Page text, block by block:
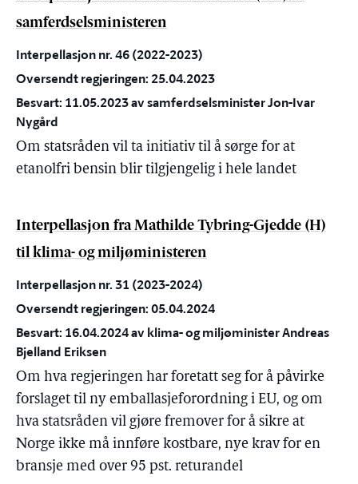
samferdselsministeren
Interpellasjon nr. 46 (2022-2023)
Oversendt regjeringen: 25.04.2023
Besvart: 11.05.2023 av samferdselsminister Jon-Ivar
Nygård
Om statsråden vil ta initiativ til å sørge for at
etanolfri bensin blir tilgjengelig i hele landet
Interpellasjon fra Mathilde Tybring-Gjedde (H)
til klima- og miljøministeren
Interpellasjon nr. 31 (2023-2024)
Oversendt regjeringen: 05.04.2024
Besvart: 16.04.2024 av klima- og miljøminister Andreas
Bjelland Eriksen
Om hva regjeringen har foretatt seg for å påvirke
forslaget til ny emballasjeforordning i EU, og om
hva statsråden vil gjøre fremover for å sikre at
Norge ikke må innføre kostbare, nye krav for en
bransje med over 95 pst. returandel